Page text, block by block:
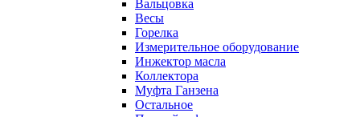
Вальцовка
Весы
Горелка
Измерительное оборудование
Инжектор масла
Коллектора
Муфта Ганзена
Остальное